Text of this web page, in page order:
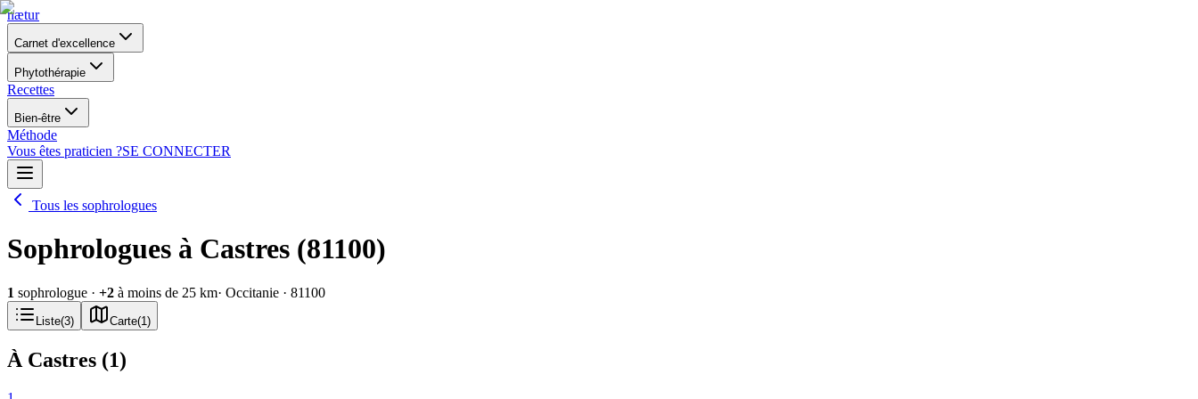
nætur
Carnet d'excellence
Phytothérapie
Recettes
Bien-être
Méthode
Vous êtes praticien ?SE CONNECTER
Tous les sophrologues
Sophrologues à Castres (81100)
1 sophrologue · +2 à moins de 25 km· Occitanie · 81100
Liste(3) Carte(1 )
À Castres (1)